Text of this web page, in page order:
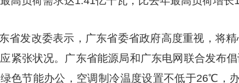
发改委表示，广东省委省政府高度重视，将
紧张状况。广东省能源局和广东电网联合发布
色节能办公，空调制冷温度设置不低于26℃，